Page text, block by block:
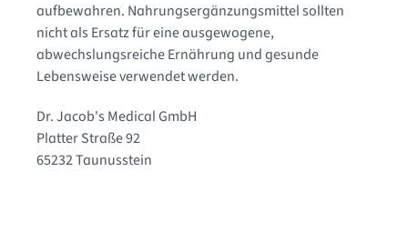
aufbewahren. Nahrungsergänzungsmittel sollten
nicht als Ersatz für eine ausgewogene,
abwechslungsreiche Ernährung und gesunde
Lebensweise verwendet werden.
Dr. Jacob's Medical GmbH
Platter Straße 92
65232 Taunusstein